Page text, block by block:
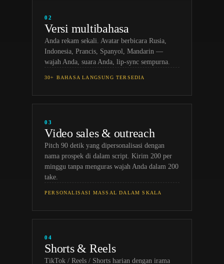
02
Versi multibahasa
Anda rekam sekali. Avatar berbicara Rusia,
Indonesia, Prancis, Spanyol, Mandarin —
wajah Anda, suara Anda, lip-sync sempurna.
30+ BAHASA LANGSUNG TERSEDIA
03
Video sales & outreach
Pitch 90 detik yang dipersonalisasi dengan
nama prospek di dalam script. Kirim 200 per
minggu tanpa menguras wajah Anda dalam 200
take.
PERSONALISASI MASSAL DALAM SKALA
04
Shorts & Reels
TikTok / Reels / Shorts harian dengan irama